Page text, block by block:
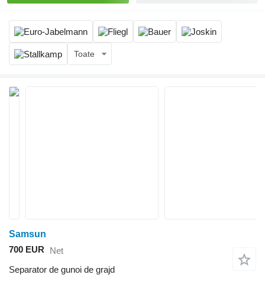
Toate
Samsun
700 EUR
Net
Separator de gunoi de grajd